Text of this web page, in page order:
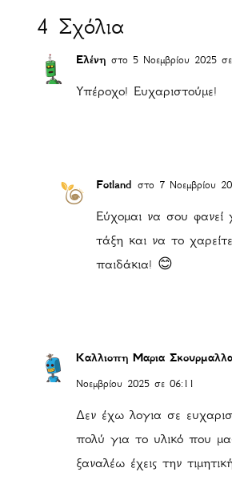
4 Σχόλια
Ελένη στο 5 Νοεμβρίου 2025
Υπέροχο! Ευχαριστούμε!
Fotland στο 7 Νοεμβρίου
Εύχομαι να σου φανεί
τάξη και να το
παιδάκια! 😊
Καλλιοπη Μαρια
Νοεμβρίου 2025 σε 06:11
Δεν έχω λογια σε
πολύ για το υλικό που
ξαναλέω έχεις την